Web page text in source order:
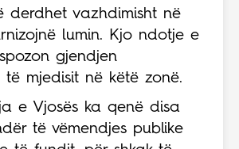
derdhet vazhdimisht në
lumin. Kjo ndotje e
gjendjen
të mjedisit në këtë zonë.
e Vjosës ka qenë disa
të vëmendjes publike